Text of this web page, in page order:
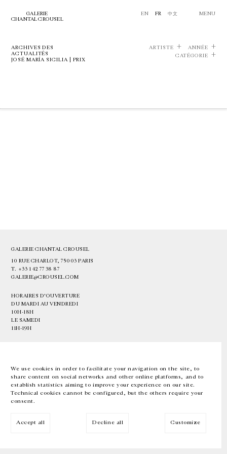
We use cookies in order to facilitate your navigation on the site, to
share content on social networks and other online platforms, and to
establish statistics aiming to improve your experience on our site.
Technical cookies cannot be configured, but the others require your
consent.
Accept all Decline all Customize
GALERIE
CHANTAL CROUSEL
EN FR 中文 MENU
ARCHIVES DES
ACTUALITÉS
JOSÉ MARÍA SICILIA | PRIX
ARTISTE
ANNÉE
CATÉGORIE
GALERIE CHANTAL CROUSEL
10 RUE CHARLOT, 75003 PARIS
T. +33 1 42 77 38 87
GALERIE@CROUSEL.COM
HORAIRES D'OUVERTURE
DU MARDI AU VENDREDI
10H-18H
LE SAMEDI
11H-19H
EN FR 中文 Facebook Instagram
Inscrivez-vous à notre newsletter